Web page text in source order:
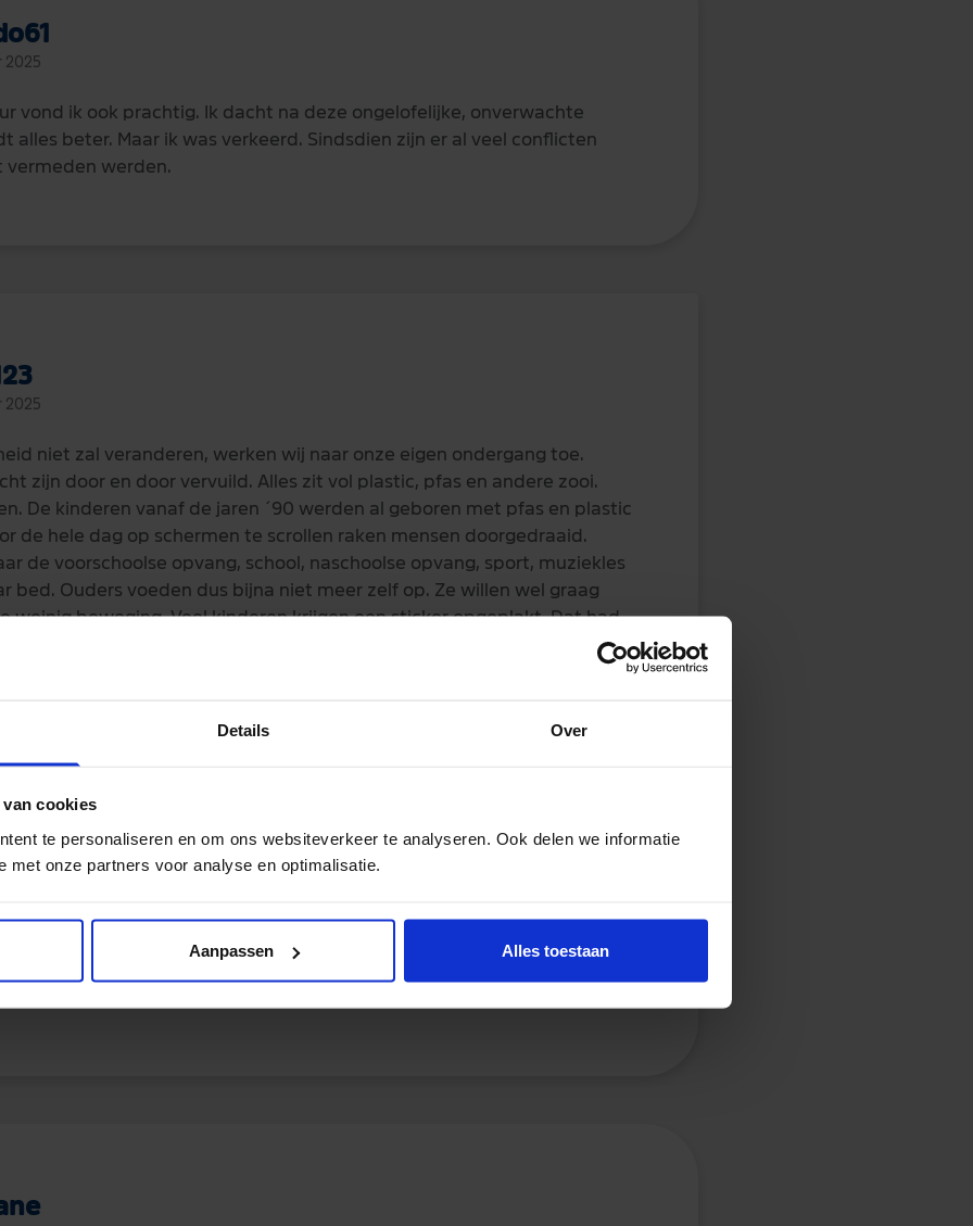
Details Over
cookies
te personaliseren en om ons websiteverkeer te analyseren. Ook delen we informatie
met onze partners voor analyse en optimalisatie.
Aanpassen Alles toestaan
2025
vond ik ook prachtig. Ik dacht na deze ongelofelijke, onverwachte
alles beter. Maar ik was verkeerd. Sindsdien zijn er al veel conflicten
vermeden werden.
2025
niet zal veranderen, werken wij naar onze eigen ondergang toe.
zijn door en door vervuild. Alles zit vol plastic, pfas en andere zooi.
De kinderen vanaf de jaren ´90 werden al geboren met pfas en plastic
de hele dag op schermen te scrollen raken mensen doorgedraaid.
de voorschoolse opvang, school, naschoolse opvang, sport, muziekles
bed. Ouders voeden dus bijna niet meer zelf op. Ze willen wel graag
weinig beweging. Veel kinderen krijgen een sticker opgeplakt. Dat had
bijna elke dag het bos in met mijn hond, tref daar nog 3 hondeneigenaren
ze het maar........